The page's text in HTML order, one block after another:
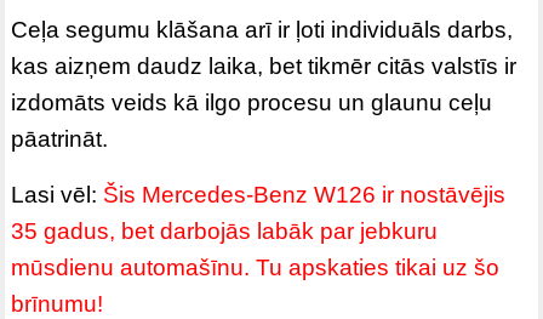
Ceļa segumu klāšana arī ir ļoti individuāls darbs,
kas aizņem daudz laika, bet tikmēr citās valstīs ir
izdomāts veids kā ilgo procesu un glaunu ceļu
pāatrināt.
Lasi vēl: Šis Mercedes-Benz W126 ir nostāvējis
35 gadus, bet darbojās labāk par jebkuru
mūsdienu automašīnu. Tu apskaties tikai uz šo
brīnumu!